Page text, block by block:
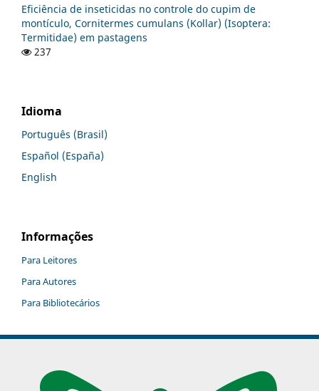
Eficiência de inseticidas no controle do cupim de
montículo, Cornitermes cumulans (Kollar) (Isoptera:
Termitidae) em pastagens
237
Idioma
Português (Brasil)
Español (España)
English
Informações
Para Leitores
Para Autores
Para Bibliotecários